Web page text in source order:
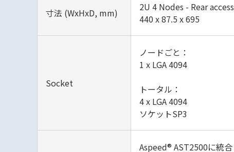
寸法 (WxHxD, mm)
2‎U 4 Nodes - Rear access
440 x 87.5 x 695
Socket
ノードごと：
1 x LGA 4094
トータル：
4 x LGA 4094
ソケットSP3
Aspeed® AST2500に統合